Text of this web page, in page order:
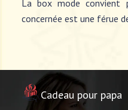
La box mode convient
concernée est une férue
Cadeau pour papa